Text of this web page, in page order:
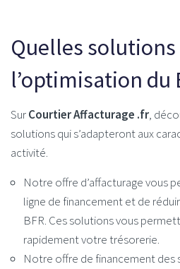
Quelles
l’optimisation du
SurCourtier Affacturage .fr,
solutions qui s’adapteront aux
activité.
Notre offre d’affacturage vous
ligne de financement et de
BFR. Ces solutions vous
rapidement votre trésorerie.
Notre offre de financement des